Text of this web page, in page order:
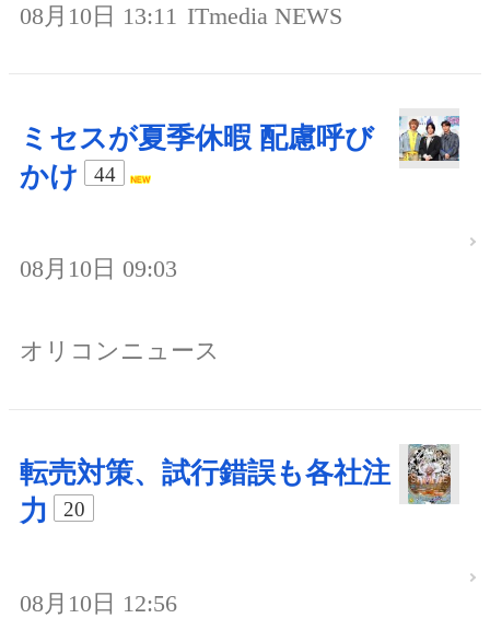
08月10日 13:11 ITmedia NEWS
ミセスが夏季休暇 配慮呼び
かけ
44
08月10日 09:03
オリコンニュース
転売対策、試行錯誤も各社注
力
20
08月10日 12:56